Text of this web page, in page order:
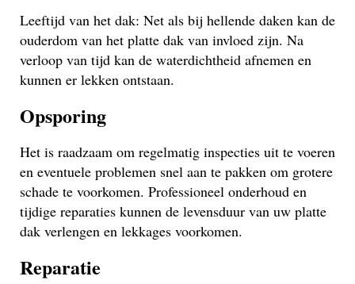
Leeftijd van het dak: Net als bij hellende daken kan de
ouderdom van het platte dak van invloed zijn. Na
verloop van tijd kan de waterdichtheid afnemen en
kunnen er lekken ontstaan.
Opsporing
Het is raadzaam om regelmatig inspecties uit te voeren
en eventuele problemen snel aan te pakken om grotere
schade te voorkomen. Professioneel onderhoud en
tijdige reparaties kunnen de levensduur van uw platte
dak verlengen en lekkages voorkomen.
Reparatie